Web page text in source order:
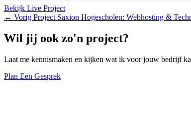
Bekijk Live Project
← Vorig Project Saxion Hogescholen: Webhosting &
Wil jij ook zo'n project?
Laat me kennismaken en kijken wat ik voor jouw bedrijf
Plan Een Gesprek